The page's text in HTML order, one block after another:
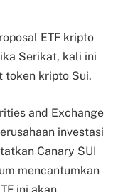
ETF kripto
Serikat, kali ini
token kripto Sui.
and Exchange
investasi
Canary SUI
mencantumkan
ini akan